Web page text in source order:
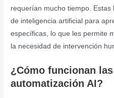
requerían mucho tiempo.
de inteligencia artificial para
específicas, lo que les permite
la necesidad de intervención
¿Cómo funcionan
automatización AI?